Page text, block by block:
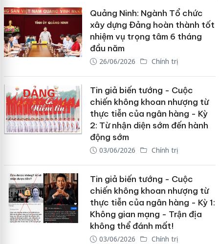
Quảng Ninh: Ngành Tổ chức
xây dựng Đảng hoàn thành tốt
nhiệm vụ trọng tâm 6 tháng
đầu năm
26/06/2026 Chính trị
Tin giả biến tướng - Cuộc
chiến không khoan nhượng từ
thực tiễn của ngân hàng - Kỳ
2: Từ nhận diện sớm đến hành
động sớm
03/06/2026 Chính trị
Tin giả biến tướng - Cuộc
chiến không khoan nhượng từ
thực tiễn của ngân hàng - Kỳ 1:
Không gian mạng - Trận địa
không thể đánh mất!
03/06/2026 Chính trị